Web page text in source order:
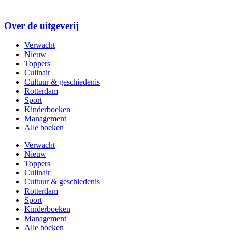
Over de uitgeverij
Verwacht
Nieuw
Toppers
Culinair
Cultuur & geschiedenis
Rotterdam
Sport
Kinderboeken
Management
Alle boeken
Verwacht
Nieuw
Toppers
Culinair
Cultuur & geschiedenis
Rotterdam
Sport
Kinderboeken
Management
Alle boeken